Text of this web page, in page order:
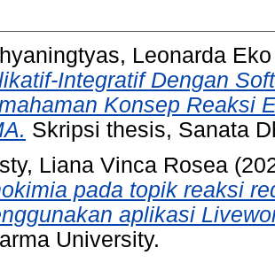
Leonarda
Integratif Dengan
Konsep Reaksi
Skripsi thesis, Sanata
Liana Vinca Rosea
pada topik reaksi
aplikasi
University.